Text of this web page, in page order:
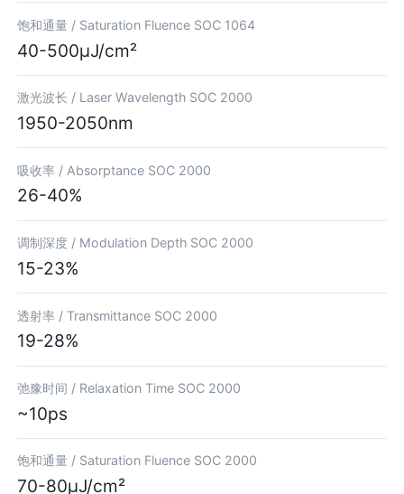
饱和通量 / Saturation Fluence SOC 1064
40-500μJ/cm²
激光波长 / Laser Wavelength SOC 2000
1950-2050nm
吸收率 / Absorptance SOC 2000
26-40%
调制深度 / Modulation Depth SOC 2000
15-23%
透射率 /Transmittance SOC 2000
19-28%
弛豫时间 / Relaxation Time SOC 2000
~10ps
饱和通量 / Saturation Fluence SOC 2000
70-80μJ/cm²